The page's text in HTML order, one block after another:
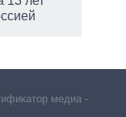
медиа –